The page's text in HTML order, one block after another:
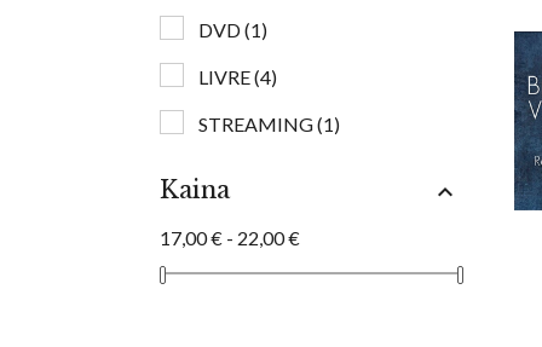
DVD(1)
LIVRE(4)
STREAMING(1)
Kaina 
17,00 € - 22,00 €